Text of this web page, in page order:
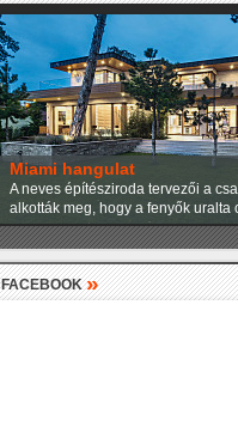
Miami hangulat
A neves építésziroda tervezői a
alkották meg, hogy a fenyők uralta
FACEBOOK»